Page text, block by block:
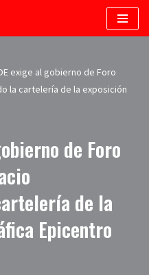
exige al gobierno de Foro
la cartelería de la exposición
de Foro
de la
Epicentro